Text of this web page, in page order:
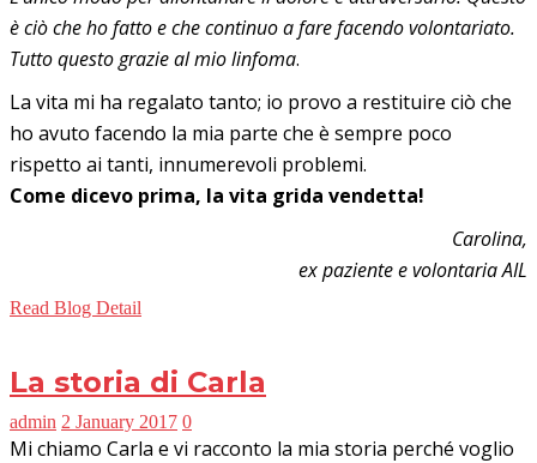
è ciò che ho fatto e che continuo a fare facendo volontariato.
Tutto questo grazie al mio linfoma.
La vita mi ha regalato tanto; io provo a restituire ciò che
ho avuto facendo la mia parte che è sempre poco
rispetto ai tanti, innumerevoli problemi.
Come dicevo prima, la vita grida vendetta!
Carolina,
ex paziente e volontaria AIL
Read Blog Detail
La storia di Carla
admin 2 January 2017 0
Mi chiamo Carla e vi racconto la mia storia perché voglio